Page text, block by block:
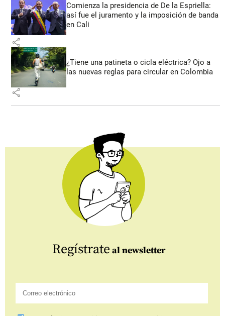
Comienza la presidencia de De la Espriella:
así fue el juramento y la imposición de banda
en Cali
share
¿Tiene una patineta o cicla eléctrica? Ojo a
las nuevas reglas para circular en Colombia
share
Regístrate al newsletter